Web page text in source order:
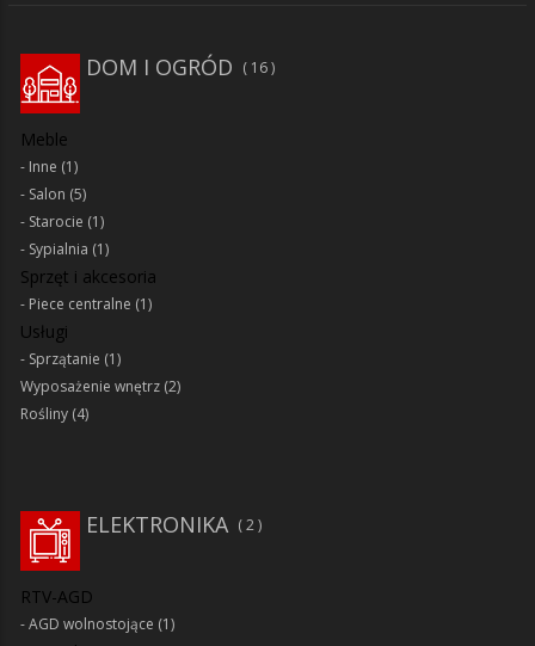
DOM I OGRÓD 16
Meble
Inne (1)
Salon (5)
Starocie (1)
Sypialnia (1)
Sprzęt i akcesoria
Piece centralne (1)
Usługi
Sprzątanie (1)
Wyposażenie wnętrz (2)
Rośliny (4)
2
ELEKTRONIKA
RTV-AGD
AGD wolnostojące (1)